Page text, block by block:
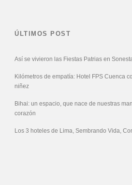
ÚLTIMOS POST
Así se vivieron las Fiestas Patrias en
Kilómetros de empatía: Hotel FPS Cuenca
niñez
Bihai: un espacio, que nace de nuestras
corazón
Los 3 hoteles de Lima, Sembrando Vida,